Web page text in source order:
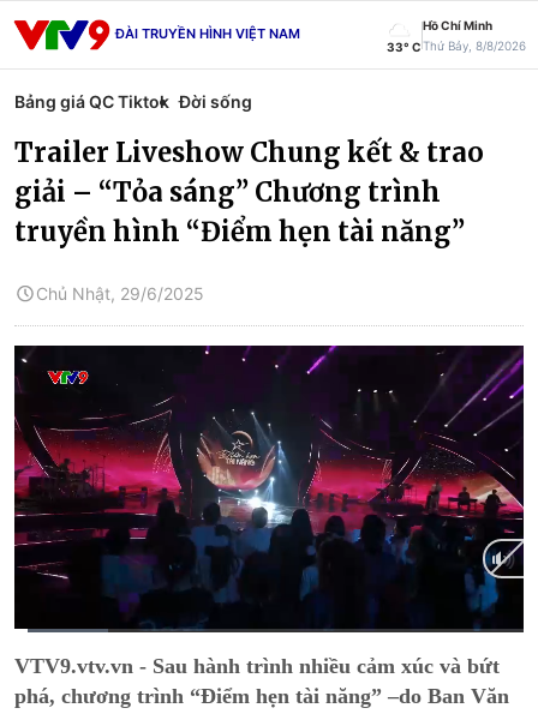
ĐÀI TRUYỀN HÌNH VIỆT NAM
33° C
Hồ Chí Minh
Thứ Bảy, 8/8/2026
Bảng giá QC Tiktok Đời sống
Trailer Liveshow Chung kết & trao
giải – “Tỏa sáng” Chương trình
truyền hình “Điểm hẹn tài năng”
Chủ Nhật, 29/6/2025
Time
VTV9.vtv.vn - Sau hành trình nhiều cảm xúc và bứt
phá, chương trình “Điểm hẹn tài năng” –do Ban Văn